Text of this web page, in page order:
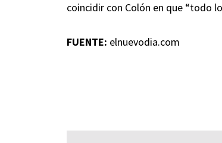
coincidir con Colón en que “todo
FUENTE: elnuevodia.com